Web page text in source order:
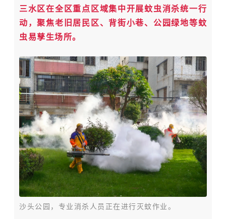
三水区在全区重点区域集中开展蚊虫消杀统一行
动，聚焦老旧居民区、背街小巷、公园绿地等蚊
虫易孳生场所。
沙头公园，专业消杀人员正在进行灭蚊作业。